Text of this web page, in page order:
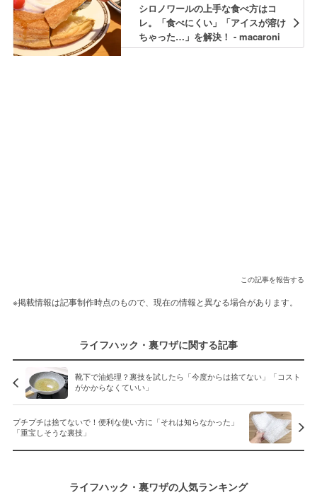
シロノワールの上手な食べ方はコ
レ。「食べにくい」「アイスが溶け
ちゃった…」を解決！ - macaroni
この記事を報告する
※掲載情報は記事制作時点のもので、現在の情報と異なる場合があります。
ライフハック・裏ワザに関する記事
靴下で油処理？裏技を試したら「今度からは捨てない」「コスト
がかからなくていい」
プチプチは捨てないで！便利な使い方に「それは知らなかった」
「重宝しそうな裏技」
ライフハック・裏ワザの人気ランキング